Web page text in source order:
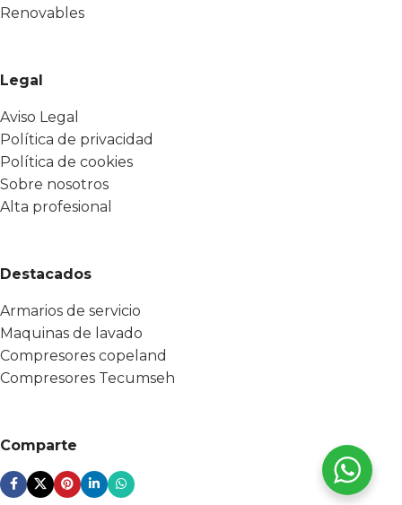
Renovables
Legal
Aviso Legal
Política de privacidad
Política de cookies
Sobre nosotros
Alta profesional
Destacados
Armarios de servicio
Maquinas de lavado
Compresores copeland
Compresores Tecumseh
Comparte